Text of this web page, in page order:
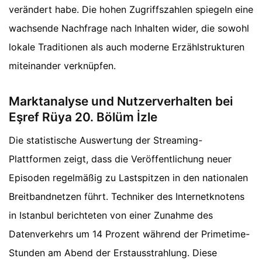
verändert habe. Die hohen Zugriffszahlen spiegeln eine
wachsende Nachfrage nach Inhalten wider, die sowohl
lokale Traditionen als auch moderne Erzählstrukturen
miteinander verknüpfen.
Marktanalyse und Nutzerverhalten bei
Eşref Rüya 20. Bölüm İzle
Die statistische Auswertung der Streaming-
Plattformen zeigt, dass die Veröffentlichung neuer
Episoden regelmäßig zu Lastspitzen in den nationalen
Breitbandnetzen führt. Techniker des Internetknotens
in Istanbul berichteten von einer Zunahme des
Datenverkehrs um 14 Prozent während der Primetime-
Stunden am Abend der Erstausstrahlung. Diese